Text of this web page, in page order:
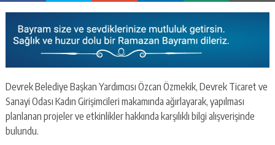
Devrek Belediye Başkan Yardımcısı Özcan Özmekik, Devrek Ticaret ve
Sanayi Odası Kadın Girişimcileri makamında ağırlayarak, yapılması
planlanan projeler ve etkinlikler hakkında karşılıklı bilgi alışverişinde
bulundu.